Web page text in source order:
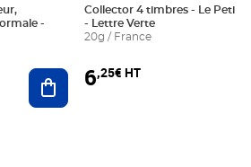
Ajouter au panier
Collector 4 timbres - Le Petit
- Lettre Verte
20g / France
6,25€ HT